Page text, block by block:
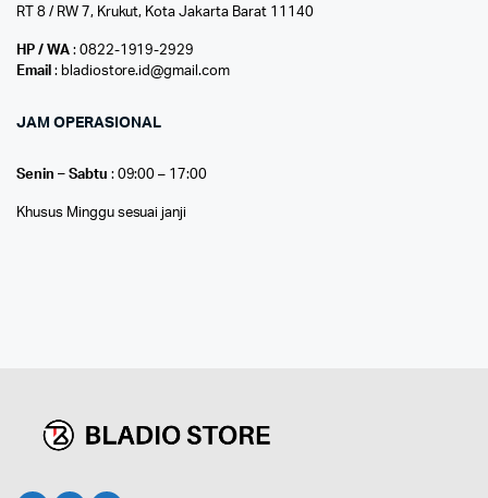
RT 8 / RW 7, Krukut, Kota Jakarta Barat 11140
HP / WA: 0822-1919-2929
Email : bladiostore.id@gmail.com
JAM OPERASIONAL
Senin – Sabtu : 09:00 – 17:00
Khusus Minggu sesuai janji